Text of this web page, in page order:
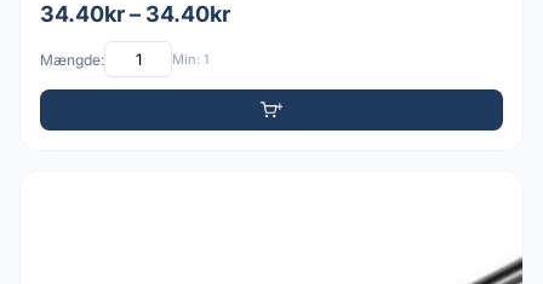
34.40kr – 34.40kr
Mængde: Min: 1